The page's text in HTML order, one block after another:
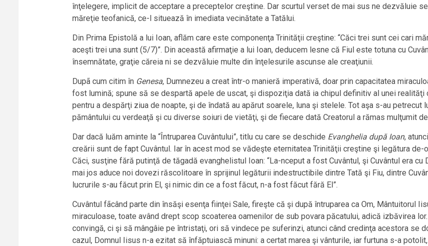
înţelegere, implicit de acceptare a preceptelor creştine. Dar scurtul verset de mai sus ne dezvăluie
măreţie teofanică, ce-l situează în imediata vecinătate a Tatălui.
Din Prima Epistolă a lui Ioan, aflăm care este componenţa Trinităţii creştine: “Căci trei sunt cei cari
aceşti trei una sunt (5/7)”. Din această afirmaţie a lui Ioan, deducem lesne că Fiul este totuna cu
însemnătate, graţie căreia ni se dezvăluie multe din înţelesurile ascunse ale creaţiunii.
Dupã cum citim în Genesa, Dumnezeu a creat într-o manieră imperativă, doar prin capacitatea
fost lumină; spune să se despartă apele de uscat, şi dispoziţia dată ia chipul definitiv al unei realităţi
pentru a despărţi ziua de noapte, şi de îndată au apărut soarele, luna şi stelele. Tot aşa s-au petrecut
pământului cu verdeaţă şi cu diverse soiuri de vietăţi, şi de fiecare dată Creatorul a rămas mulţumit
Dar dacă luăm aminte la “Întruparea Cuvântului”, titlu cu care se deschide Evanghelia după Ioan,
creării sunt de fapt Cuvântul. Iar în acest mod se vădeşte eternitatea Trinităţii creştine şi legătura de-
Căci, susţine fără putinţă de tăgadă evanghelistul Ioan: “La-nceput a fost Cuvântul, şi Cuvântul era cu
mai jos aduce noi dovezi răscolitoare în sprijinul legăturii indestructibile dintre Tată şi Fiu, dintre
lucrurile s-au făcut prin El, şi nimic din ce a fost făcut, n-a fost făcut fără El”.
Cuvântul fãcând parte din însăşi esenţa fiinţei Sale, fireşte că şi după întruparea ca Om, Mântuitorul
miraculoase, toate având drept scop scoaterea oamenilor de sub povara păcatului, adică izbăvirea
convingă, ci şi să mângâie pe întristaţi, ori să vindece pe suferinzi, atunci când credinţa acestora se
cazul, Domnul Iisus n-a ezitat să înfăptuiască minuni: a certat marea şi vânturile, iar furtuna s-a